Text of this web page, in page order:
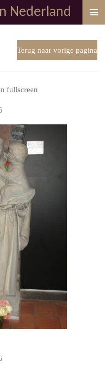
Nederland
Terug naar vorige pagina
fullscreen